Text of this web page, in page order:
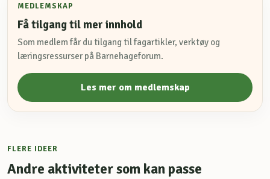
MEDLEMSKAP
Få tilgang til mer innhold
Som medlem får du tilgang til fagartikler, verktøy og
læringsressurser på Barnehageforum.
Les mer om medlemskap
FLERE IDEER
Andre aktiviteter som kan passe